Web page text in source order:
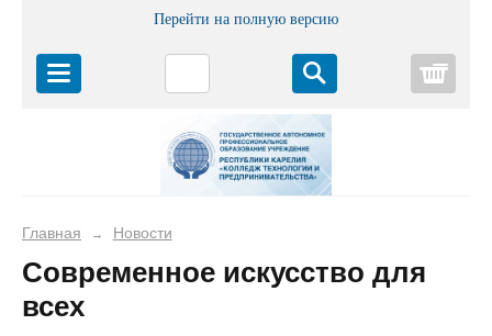
Перейти на полную версию
Главная → Новости
Современное искусство для
всех